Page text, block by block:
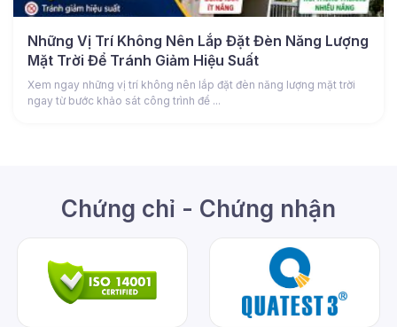
Những Vị Trí Không Nên Lắp Đặt Đèn Năng Lượng
Mặt Trời Để Tránh Giảm Hiệu Suất
Xem ngay những vị trí không nên lắp đặt đèn năng lượng mặt trời
ngay từ bước khảo sát công trình để ...
Chứng chỉ - Chứng nhận